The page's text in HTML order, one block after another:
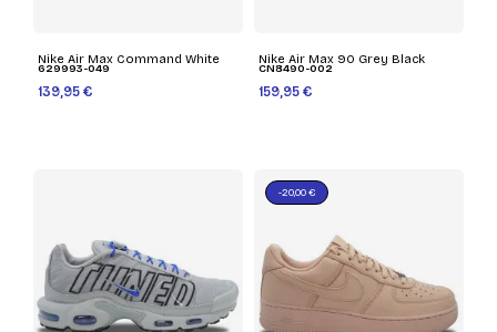
Nike Air Max Command White
629993-049
139,95 €
Nike Air Max 90 Grey Black
CN8490-002
159,95 €
-20,00 €